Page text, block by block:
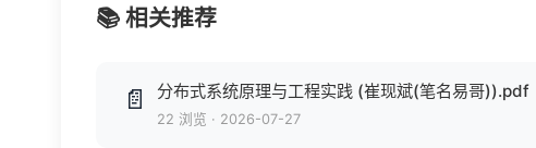
📚 相关推荐
📄 分布式系统原理与工程实践 (崔现斌(笔名易哥)).pdf
22 浏览 · 2026-07-27